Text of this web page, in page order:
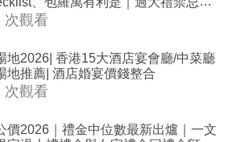
話
次觀看
地2026| 香港15大酒店宴會廳/中菜廳
地推薦| 酒店婚宴價錢整合
次觀看
價2026｜禮金中位數最新出爐｜一文